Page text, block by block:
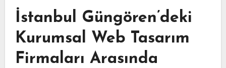
İstanbul Güngören’deki
Kurumsal Web Tasarım
Firmaları Arasında